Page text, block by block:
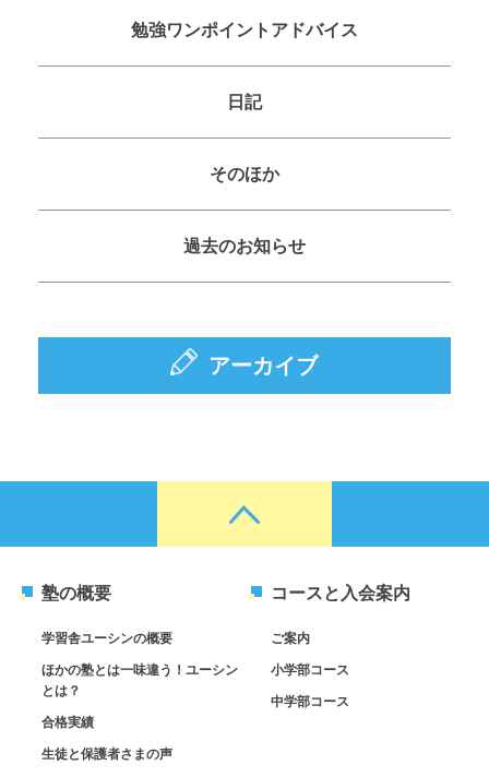
勉強ワンポイントアドバイス
日記
そのほか
過去のお知らせ
アーカイブ
塾の概要
学習舎ユーシンの概要
ほかの塾とは一味違う！ユーシン
とは？
合格実績
生徒と保護者さまの声
コースと入会案内
ご案内
小学部コース
中学部コース